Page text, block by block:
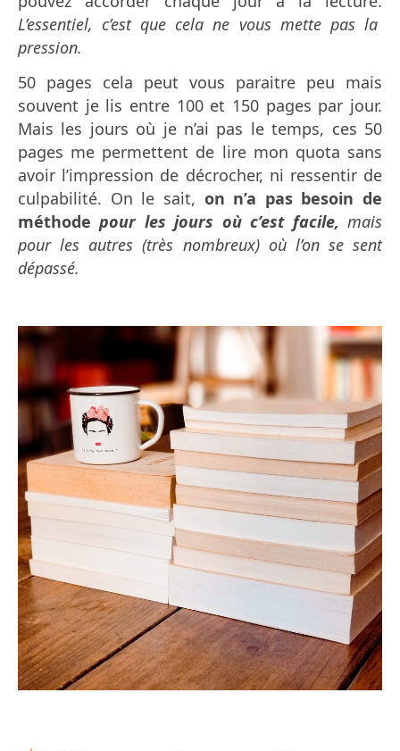
L’essentiel, c’est que cela ne vous mette pas la
pression.
50 pages cela peut vous paraitre peu mais
souvent je lis entre 100 et 150 pages par jour.
Mais les jours où je n’ai pas le temps, ces 50
pages me permettent de lire mon quota sans
avoir l’impression de décrocher, ni ressentir de
culpabilité. On le sait, on n’a pas besoin de
méthode pour les jours où c’est facile,mais
pour les autres (très nombreux) où l’on se sent
dépassé.